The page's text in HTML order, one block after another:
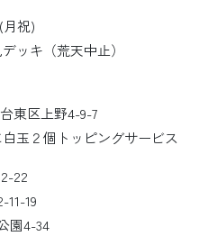
月祝)
ッキ（荒天中止）
東区上野4-9-7
玉２個トッピングサービス
野2-12-22
19
園4-34